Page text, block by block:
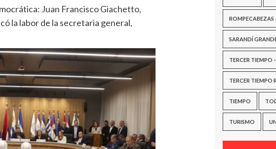
Juan Francisco Giachetto,
la labor de la secretaria general,
ROMPECABEZAS
SARANDÍ
TERCER TIEMPO
TERCER TIEMPO
TIEMPO
TURISMO